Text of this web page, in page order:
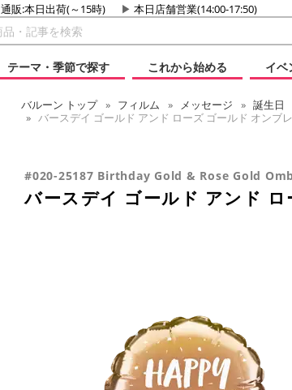
通販:本日出荷(～15時) 本日店舗営業(14:00-17:50)
テーマ・季節で探す
これから始める イベ
バルーン トップ フィルム メッセージ
誕生日
バースデイ ゴールド アンド ローズ ゴールド オンブ
#020-25187 Birthday Gold & Rose Gold
バースデイ ゴールド アンド